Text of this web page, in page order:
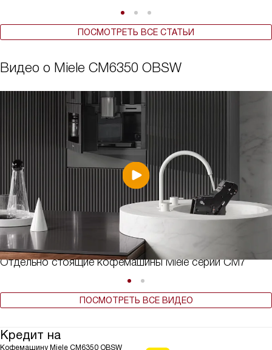
ПОСМОТРЕТЬ ВСЕ СТАТЬИ
Видео о Miele CM6350 OBSW
Отдельно стоящие кофемашины Miele серии CM7
ПОСМОТРЕТЬ ВСЕ ВИДЕО
Кредит на
Кофемашину Miele CM6350 OBSW